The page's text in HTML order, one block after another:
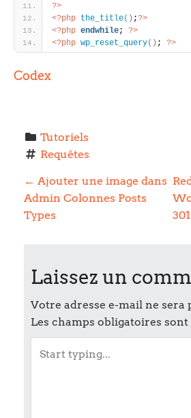
?>
<?php the_title( ) ;?>
<?php endwhile; ?>
<?php wp_reset_query( ) ; ?>
Codex
Tutoriels
Requêtes
P
o
n
a
← Ajouter une image dans
Admin Colonnes Posts
Types
301
Laissez un
Votre adresse e-mail ne sera
Les champs obligatoires sont